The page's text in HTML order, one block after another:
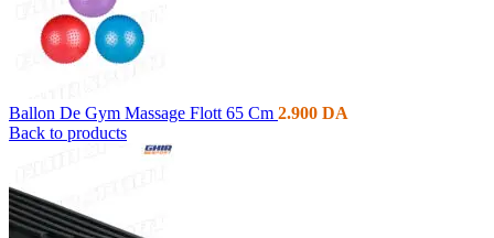
Ballon De Gym Massage Flott 65 Cm 2.900 DA
Back to products